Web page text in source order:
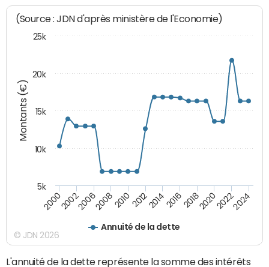
Montants (€)
(Source : JDN d'après ministère de l'Economie)
Annuité de la dette
200020022006200820102012201420162018202020222024
5k
10k
15k
20k
25k
© JDN 2026
L'annuité de la dette représente la somme des intérêts